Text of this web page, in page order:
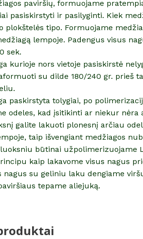
paviršių, formuojame
pasiskirstyti ir pasilyginti. Kiek
plokštelės tipo. Formuojame
lempoje. Padengus visus
sek.
kurioje nors vietoje pasiskirstė
su dilde 180/240 gr. prieš
paskirstyta tolygiai, po
odeles, kad įsitikinti ar niekur nėra
galite lakuoti plonesnį arčiau
taip išvengiant medžiagos
būtinai užpolimerizuojame
kaip lakavome visus nagus
nagus su geliniu laku dengiame
tepame aliejuką.